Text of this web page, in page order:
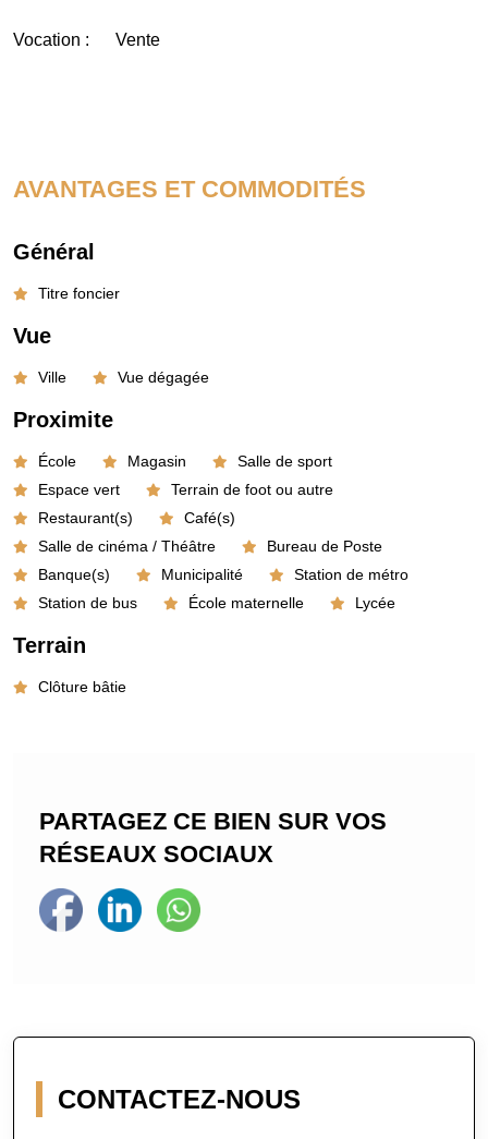
Vocation : Vente
AVANTAGES ET COMMODITÉS
Général
Titre foncier
Vue
Ville Vue dégagée
Proximite
École Magasin
Salle de sport
Espace vert
Terrain de foot ou autre
Restaurant(s)
Café(s)
Salle de cinéma / Théâtre
Bureau de Poste
Banque(s)
Municipalité
Station de métro
Station de bus
École maternelle Lycée
Terrain
Clôture bâtie
PARTAGEZ CE BIEN SUR VOS
RÉSEAUX SOCIAUX
CONTACTEZ-NOUS